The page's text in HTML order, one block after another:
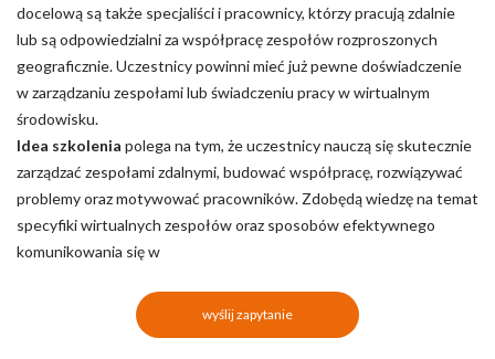
docelową są także specjaliści i pracownicy, którzy pracują zdalnie
lub są odpowiedzialni za współpracę zespołów rozproszonych
geograficznie. Uczestnicy powinni mieć już pewne doświadczenie
w zarządzaniu zespołami lub świadczeniu pracy w wirtualnym
środowisku.
Idea szkolenia polega na tym, że uczestnicy nauczą się skutecznie
zarządzać zespołami zdalnymi, budować współpracę, rozwiązywać
problemy oraz motywować pracowników. Zdobędą wiedzę na temat
specyfiki wirtualnych zespołów oraz sposobów efektywnego
komunikowania się w
wyślij zapytanie